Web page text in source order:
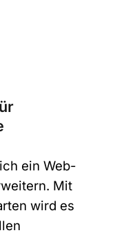
ein Web-
Mit
wird es